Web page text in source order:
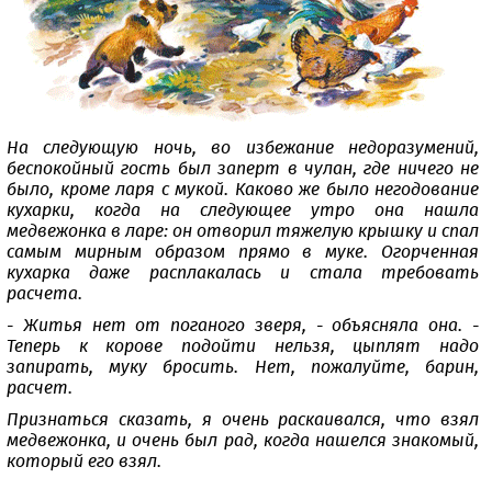
На следующую ночь, во избежание недоразумений,
беспокойный гость был заперт в чулан, где ничего не
было, кроме ларя с мукой. Каково же было негодование
кухарки, когда на следующее утро она нашла
медвежонка в ларе: он отворил тяжелую крышку и спал
самым мирным образом прямо в муке. Огорченная
кухарка даже расплакалась и стала требовать
расчета.
- Житья нет от поганого зверя, - объясняла она. -
Теперь к корове подойти нельзя, цыплят надо
запирать, муку бросить. Нет, пожалуйте, барин,
расчет.
Признаться сказать, я очень раскаивался, что взял
медвежонка, и очень был рад, когда нашелся знакомый,
который его взял.